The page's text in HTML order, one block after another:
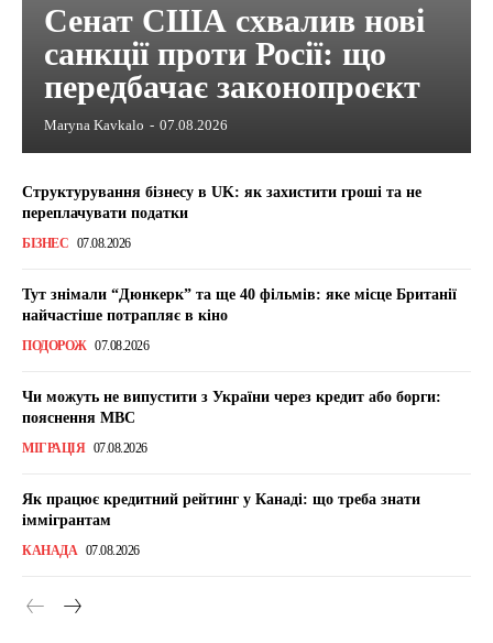
Сенат США схвалив нові
санкції проти Росії: що
передбачає законопроєкт
Maryna Kavkalo - 07.08.2026
Структурування бізнесу в UK: як захистити гроші та не
переплачувати податки
БІЗНЕС 07.08.2026
Тут знімали “Дюнкерк” та ще 40 фільмів: яке місце Британії
найчастіше потрапляє в кіно
ПОДОРОЖ 07.08.2026
Чи можуть не випустити з України через кредит або борги:
пояснення МВС
МІГРАЦІЯ 07.08.2026
Як працює кредитний рейтинг у Канаді: що треба знати
іммігрантам
КАНАДА 07.08.2026